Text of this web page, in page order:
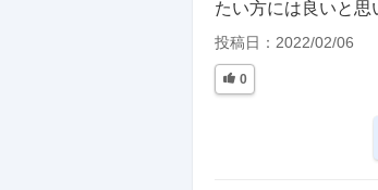
たい方には良いと思
投稿日： 2022/02/06
0